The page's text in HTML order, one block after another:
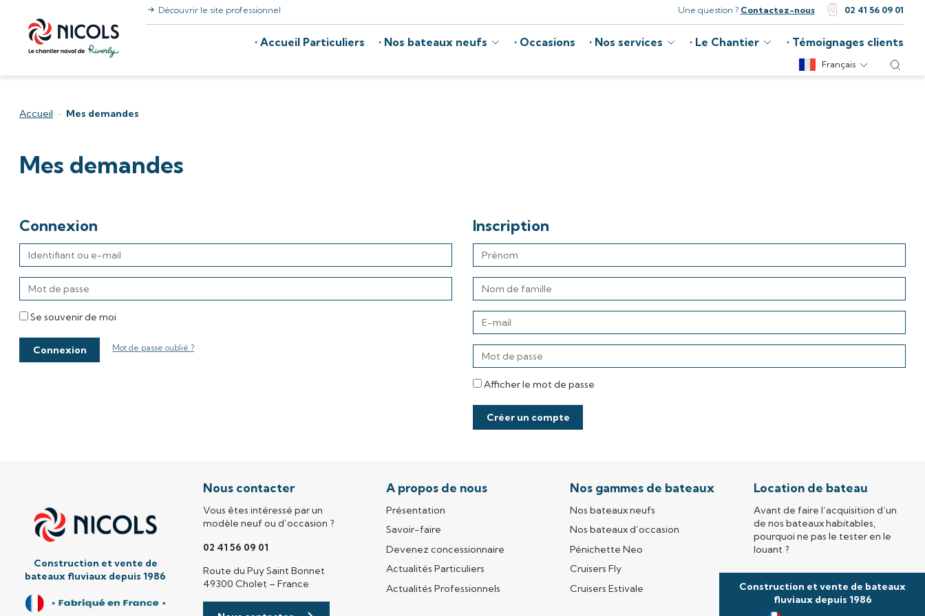
Construction et vente de bateaux
fluviaux depuis 1986
Découvrir le site professionnel Une question ? Contactez-nous 02 41 56 09 01
Accueil Particuliers Nos bateaux neufs Occasions Nos services Le Chantier Témoignages clients
Français
Accueil - Mes demandes
Mes demandes
Connexion
Identifiant
ou
mail
Mot
de
Se souvenir de moi
Connexion Mot de passe oublié ?
Inscription
Prénom
Nom
de
E-
mail
Entrez
un
deAfficher le mot de passe
Créer un compte
Construction et vente de
bateaux fluviaux depuis 1986
Nous contacter
Vous êtes intéressé par un
modèle neuf ou d’occasion ?
02 41 56 09 01
Route du Puy Saint Bonnet
49300 Cholet – France
A propos de nous
Présentation
Savoir-faire
Devenez concessionnaire
Actualités Particuliers
Actualités Professionnels
Nos gammes de bateaux
Nos bateaux neufs
Nos bateaux d’occasion
Pénichette Neo
Cruisers Fly
Cruisers Estivale
Location de bateau
Avant de faire l’acquisition d’un
de nos bateaux habitables,
pourquoi ne pas le tester en le
louant ?
de location